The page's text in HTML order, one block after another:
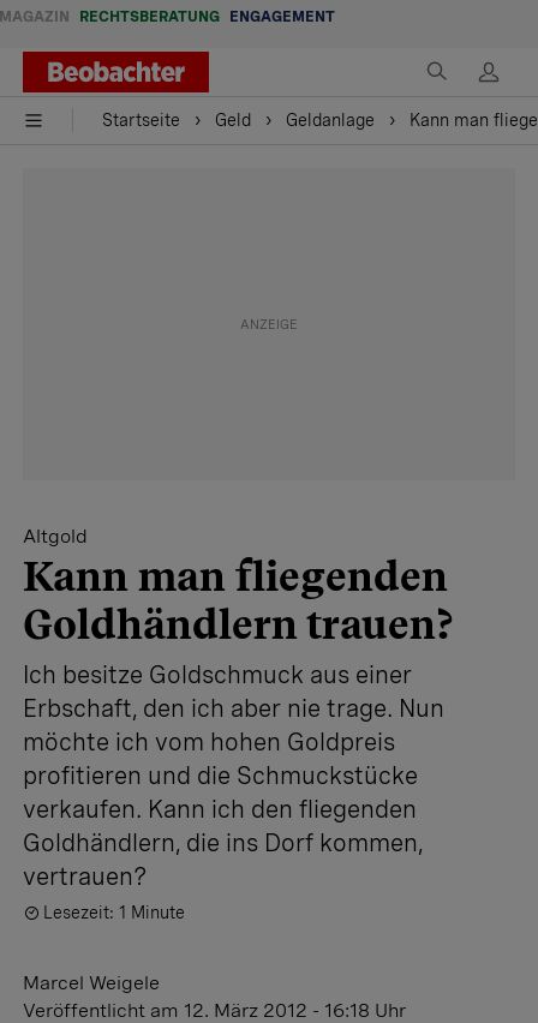
MAGAZIN RECHTSBERATUNG ENGAGEMENT
Startseite Geld Geldanlage Kann man
Altgold
Kann man fliegenden
Goldhändlern trauen?
Ich besitze Goldschmuck aus einer
Erbschaft, den ich aber nie trage. Nun
möchte ich vom hohen Goldpreis
profitieren und die Schmuckstücke
verkaufen. Kann ich den fliegenden
Goldhändlern, die ins Dorf kommen,
vertrauen?
Lesezeit: 1 Minute
Marcel Weigele
Veröffentlicht am 12. März 2012 - 16:18 Uhr